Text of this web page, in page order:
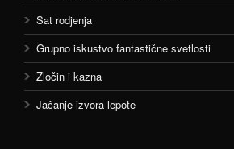
Sat rodjenja
Grupno iskustvo fantastične svetlosti
Zločin i kazna
Jačanje izvora lepote